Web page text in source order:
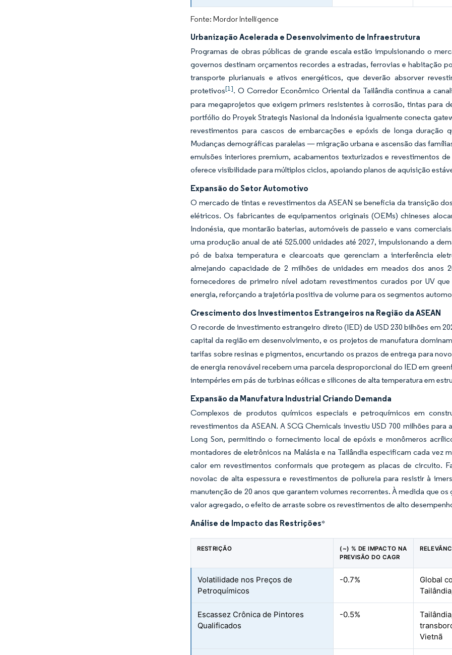
Fonte: Mordor Intelligence
Urbanização Acelerada e Desenvolvimento de Infraestrutura
Programas de obras públicas de grande escala estão impulsionando o
governos destinam orçamentos recordes a estradas, ferrovias e habitação
transporte plurianuais e ativos energéticos, que deverão absorver
protetivos[1]. O Corredor Econômico Oriental da Tailândia continua a
para megaprojetos que exigem primers resistentes à corrosão, tintas para
portfólio do Proyek Strategis Nasional da Indonésia igualmente conecta
revestimentos para cascos de embarcações e epóxis de longa duração
Mudanças demográficas paralelas — migração urbana e ascensão das
emulsões interiores premium, acabamentos texturizados e revestimentos
oferece visibilidade para múltiplos ciclos, apoiando planos de aquisição
Expansão do Setor Automotivo
O mercado de tintas e revestimentos da ASEAN se beneficia da transição
elétricos. Os fabricantes de equipamentos originais (OEMs) chineses
Indonésia, que montarão baterias, automóveis de passeio e vans
uma produção anual de até 525.000 unidades até 2027, impulsionando a
pó de baixa temperatura e clearcoats que gerenciam a interferência
almejando capacidade de 2 milhões de unidades em meados dos anos
fornecedores de primeiro nível adotam revestimentos curados por UV
energia, reforçando a trajetória positiva de volume para os segmentos
Crescimento dos Investimentos Estrangeiros na Região da ASEAN
O recorde de investimento estrangeiro direto (IED) de USD 230 bilhões em
capital da região em desenvolvimento, e os projetos de manufatura
tarifas sobre resinas e pigmentos, encurtando os prazos de entrega para
de energia renovável recebem uma parcela desproporcional do IED em
intempéries em pás de turbinas eólicas e silicones de alta temperatura em
Expansão da Manufatura Industrial Criando Demanda
Complexos de produtos químicos especiais e petroquímicos em
revestimentos da ASEAN. A SCG Chemicals investiu USD 700 milhões
Long Son, permitindo o fornecimento local de epóxis e monômeros
montadores de eletrônicos na Malásia e na Tailândia especificam cada vez
calor em revestimentos conformais que protegem as placas de circuito.
novolac de alta espessura e revestimentos de poliureia para resistir à
manutenção de 20 anos que garantem volumes recorrentes. À medida que
valor agregado, o efeito de arraste sobre os revestimentos de alto
Análise de Impacto das Restrições*
RESTRIÇÃO
(~) % DE IMPACTO NA
PREVISÃO DO CAGR
Volatilidade nos Preços de
Petroquímicos
-0.7%
Global
Escassez Crônica de Pintores
Qualificados
-0.5%
Vietnã